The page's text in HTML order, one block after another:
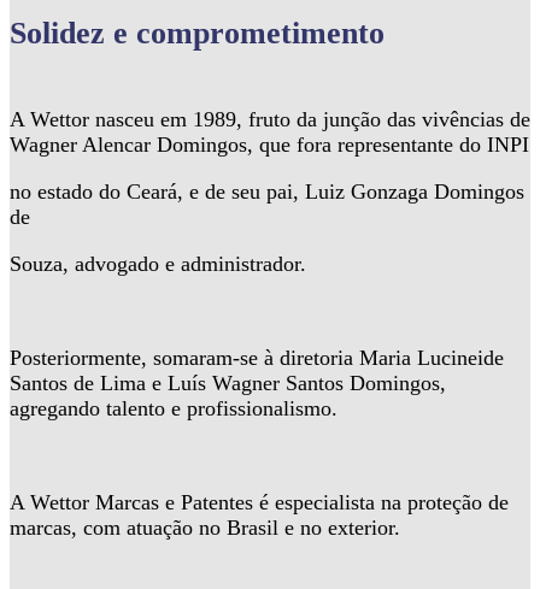
Solidez e comprometimento
A Wettor nasceu em 1989, fruto da junção das vivências de
Wagner Alencar Domingos, que fora representante do INPI
no estado do Ceará, e de seu pai, Luiz Gonzaga Domingos
de
Souza, advogado e administrador.
Posteriormente, somaram-se à diretoria Maria Lucineide
Santos de Lima e Luís Wagner Santos Domingos,
agregando talento e profissionalismo.
A Wettor Marcas e Patentes é especialista na proteção de
marcas, com atuação no Brasil e no exterior.